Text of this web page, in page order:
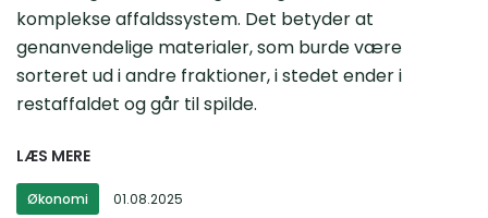
komplekse affaldssystem. Det betyder at
genanvendelige materialer, som burde være
sorteret ud i andre fraktioner, i stedet ender i
restaffaldet og går til spilde.
LÆS MERE
Økonomi 01.08.2025